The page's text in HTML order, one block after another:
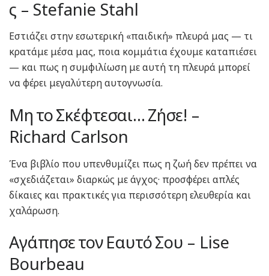
ς – Stefanie Stahl
Εστιάζει στην εσωτερική «παιδική» πλευρά μας — τι
κρατάμε μέσα μας, ποια κομμάτια έχουμε καταπιέσει
— και πως η συμφιλίωση με αυτή τη πλευρά μπορεί
να φέρει μεγαλύτερη αυτογνωσία.
Μη το Σκέφτεσαι… Ζήσε! –
Richard Carlson
Ένα βιβλίο που υπενθυμίζει πως η ζωή δεν πρέπει να
«σχεδιάζεται» διαρκώς με άγχος· προσφέρει απλές
δίκαιες και πρακτικές για περισσότερη ελευθερία και
χαλάρωση.
Αγάπησε τον Εαυτό Σου – Lise
Bourbeau